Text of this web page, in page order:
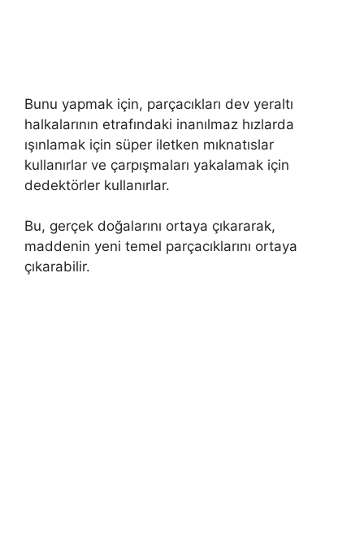
Bunu yapmak için, parçacıkları dev yeraltı
halkalarının etrafındaki inanılmaz hızlarda
ışınlamak için süper iletken mıknatıslar
kullanırlar ve çarpışmaları yakalamak için
dedektörler kullanırlar.
Bu, gerçek doğalarını ortaya çıkararak,
maddenin yeni temel parçacıklarını ortaya
çıkarabilir.